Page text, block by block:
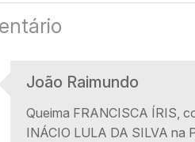
João Raimundo
Queima FRANCISCA ÍRIS,
INÁCIO LULA DA SILVA